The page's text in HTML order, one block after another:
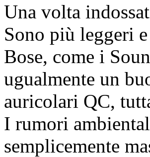
Una volta
Sono più leggeri
Bose, come i
ugualmente un
auricolari QC,
I rumori
semplicemente